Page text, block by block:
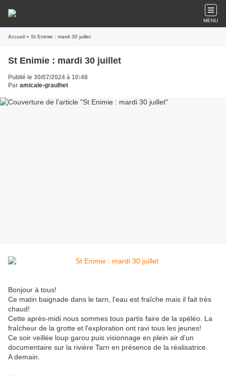
MENU
Accueil » St Enimie : mardi 30 juillet
St Enimie : mardi 30 juillet
Publié le 30/07/2024 à 10:48
Par amicale-graulhet
Bonjour à tous!
Ce matin baignade dans le tarn, l'eau est fraîche mais il fait très
chaud!
Cette après-midi nous sommes tous partis faire de la spéléo. La
fraîcheur de la grotte et l'exploration ont ravi tous les jeunes!
Ce soir veillée loup garou puis visionnage en plein air d'un
documentaire sur la rivière Tarn en présence de la réalisatrice.
A demain.